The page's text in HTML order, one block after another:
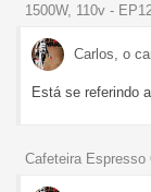
1500W, 110v -
Carlos, o
Está se referindo
Cafeteira Espresso